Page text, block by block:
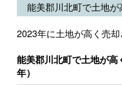
能美郡川北町で土地
2023年に土地が高く売却
能美郡川北町で土地が
年）